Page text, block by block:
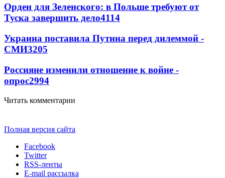
Орден для Зеленского: в Польше требуют от
Туска завершить дело4114
Украина поставила Путина перед дилеммой -
СМИ3205
Россияне изменили отношение к войне -
опрос2994
Читать комментарии
Полная версия сайта
Facebook
Twitter
RSS-ленты
E-mail рассылка